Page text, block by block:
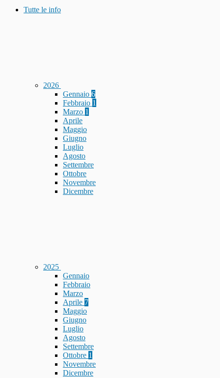
Tutte le info
2026
Gennaio 6
Febbraio 1
Marzo 1
Aprile
Maggio
Giugno
Luglio
Agosto
Settembre
Ottobre
Novembre
Dicembre
2025
Gennaio
Febbraio
Marzo
Aprile 7
Maggio
Giugno
Luglio
Agosto
Settembre
Ottobre 1
Novembre
Dicembre